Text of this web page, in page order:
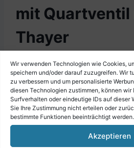
Wir verwenden Technologien wie Cookies,
speichern und/oder darauf zuzugreifen. Wir
zu verbessern und um personalisierte
diesen Technologien zustimmen, können wir
Surfverhalten oder eindeutige IDs auf dieser
Sie Ihre Zustimmung nicht erteilen oder
bestimmte Funktionen beeinträchtigt werden.
Akzeptieren
mit Quartventil
Thayer